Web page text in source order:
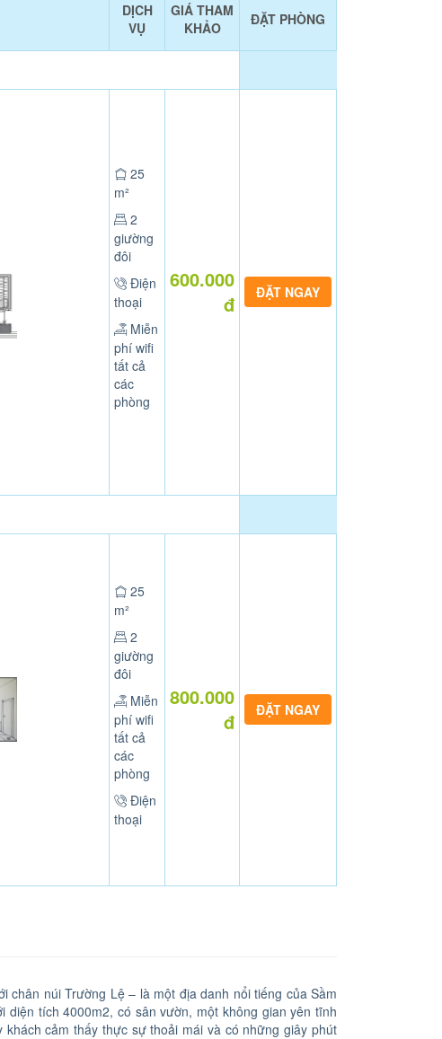
DỊCH
VỤ
GIÁ THAM
KHẢO
ĐẶT PHÒNG
25
m²
2
giường
đôi
Điện
thoại
Miễn
phí wifi
tất cả
các
phòng
600.000
đ
25
m²
2
giường
đôi
Miễn
phí wifi
tất cả
các
phòng
Điện
thoại
800.000
đ
chân núi Trường Lệ – là một địa danh nổi tiếng của Sầm
tích 4000m2, có sân vườn, một không gian yên tĩnh
cảm thấy thực sự thoải mái và có những giây phút